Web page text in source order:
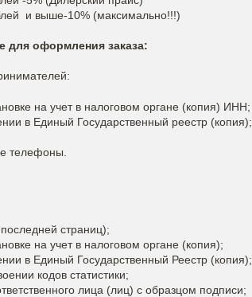
и выше-10% (максимально!!!)
для оформления заказа:
на учет в налоговом органе (копия) ИНН;
в Единый Государственный реестр (копия);
телефоны.
страниц);
на учет в налоговом органе (копия);
в Единый Государственный Реестр (копия);
кодов статистики;
лица (лиц) с образцом подписи;